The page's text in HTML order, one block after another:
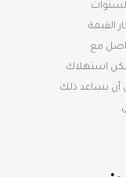
القيمة
مع
استهلاك
أن يساعد ذلك